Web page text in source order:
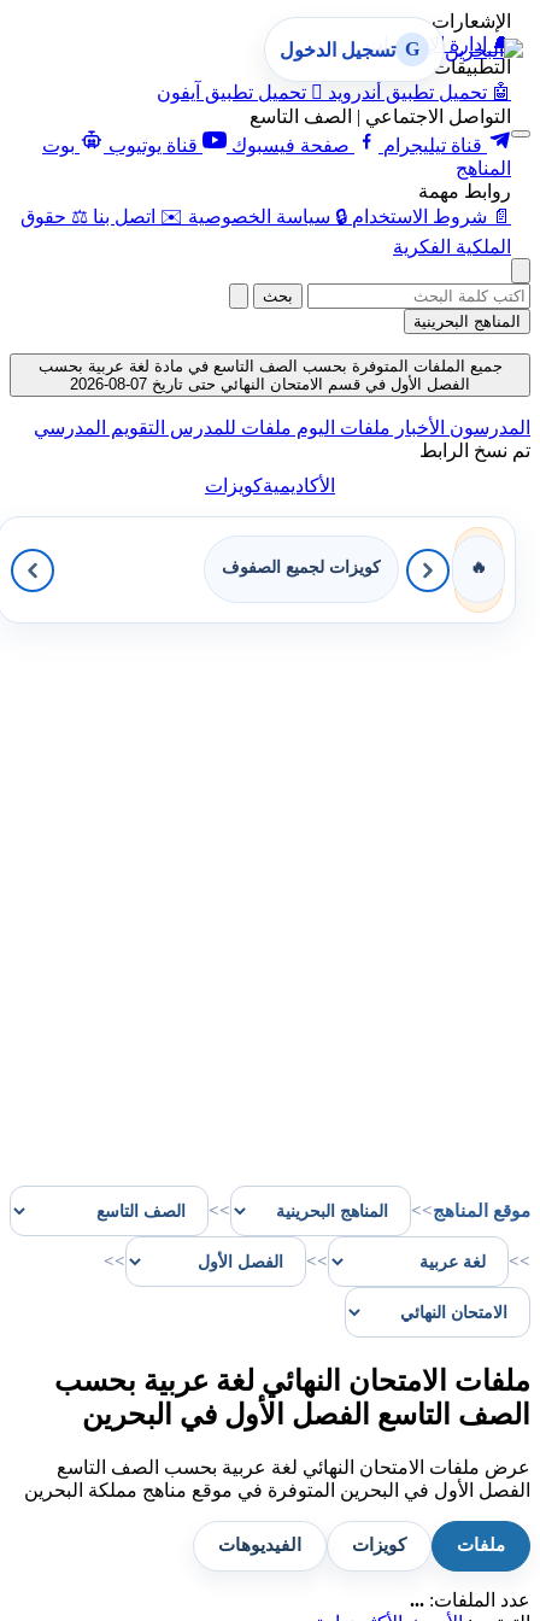
الإشعارات
🔔 إدارة الإشعارات
التطبيقات
🤖 تحميل تطبيق أندرويد  تحميل تطبيق آيفون
التواصل الاجتماعي | الصف التاسع
قناة تيليجرام
صفحة فيسبوك قناة يوتيوب
بوت
المناهج
روابط مهمة
📄 شروط الاستخدام 🔒 سياسة الخصوصية ✉️ اتصل بنا ⚖️ حقوق
الملكية الفكرية
G تسجيل الدخول
بحث
المناهج البحرينية
جميع الملفات المتوفرة بحسب الصف التاسع في مادة لغة عربية بحسب
الفصل الأول في قسم الامتحان النهائي حتى تاريخ 07-08-2026
المدرسون الأخبار ملفات اليوم ملفات للمدرس التقويم المدرسي
تم نسخ الرابط
الأكاديميةكويزات
🔥 كويزات لجميع الصفوف
موقع المناهج>>
>>
>>
>>
>>
ملفات الامتحان النهائي لغة عربية بحسب
الصف التاسع الفصل الأول في البحرين
عرض ملفات الامتحان النهائي لغة عربية بحسب الصف التاسع
الفصل الأول في البحرين المتوفرة في موقع مناهج مملكة البحرين
ملفات كويزات الفيديوهات
عدد الملفات: ...